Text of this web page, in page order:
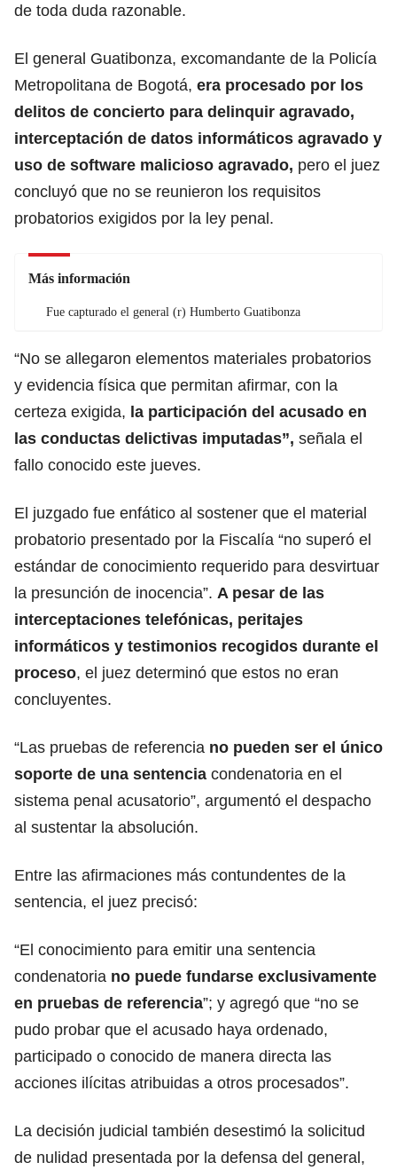
de toda duda razonable.
El general Guatibonza, excomandante de la Policía
Metropolitana de Bogotá, era procesado por los
delitos de concierto para delinquir agravado,
interceptación de datos informáticos agravado y
uso de software malicioso agravado, pero el juez
concluyó que no se reunieron los requisitos
probatorios exigidos por la ley penal.
Más información
Fue capturado el general (r) Humberto Guatibonza
“No se allegaron elementos materiales probatorios
y evidencia física que permitan afirmar, con la
certeza exigida, la participación del acusado en
las conductas delictivas imputadas”, señala el
fallo conocido este jueves.
El juzgado fue enfático al sostener que el material
probatorio presentado por la Fiscalía “no superó el
estándar de conocimiento requerido para desvirtuar
la presunción de inocencia”. A pesar de las
interceptaciones telefónicas, peritajes
informáticos y testimonios recogidos durante el
proceso, el juez determinó que estos no eran
concluyentes.
“Las pruebas de referencia no pueden ser el único
soporte de una sentencia condenatoria en el
sistema penal acusatorio”, argumentó el despacho
al sustentar la absolución.
Entre las afirmaciones más contundentes de la
sentencia, el juez precisó:
“El conocimiento para emitir una sentencia
condenatoria no puede fundarse exclusivamente
en pruebas de referencia”; y agregó que “no se
pudo probar que el acusado haya ordenado,
participado o conocido de manera directa las
acciones ilícitas atribuidas a otros procesados”.
La decisión judicial también desestimó la solicitud
de nulidad presentada por la defensa del general,